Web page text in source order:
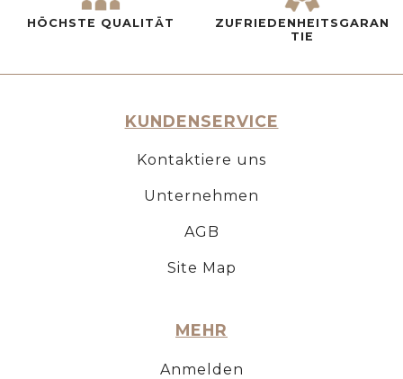
HÖCHSTE QUALITÄT
ZUFRIEDENHEITSGARAN
TIE
KUNDENSERVICE
Kontaktiere uns
Unternehmen
AGB
Site Map
MEHR
Anmelden